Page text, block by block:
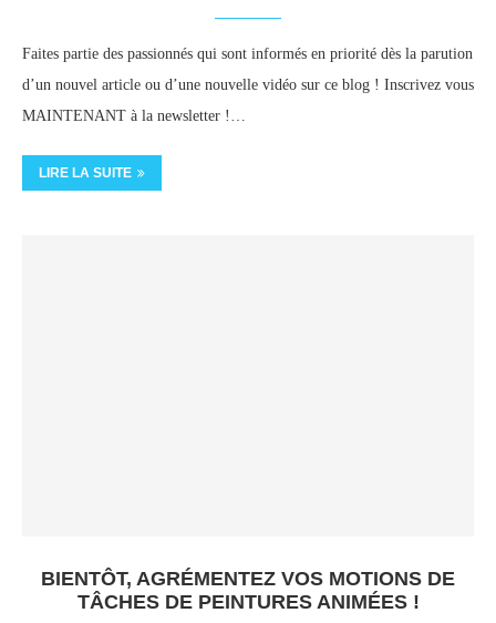
Faites partie des passionnés qui sont informés en priorité dès la parution
d’un nouvel article ou d’une nouvelle vidéo sur ce blog ! Inscrivez vous
MAINTENANT à la newsletter !…
LIRE LA SUITE
BIENTÔT, AGRÉMENTEZ VOS MOTIONS DE
TÂCHES DE PEINTURES ANIMÉES !